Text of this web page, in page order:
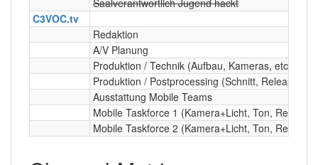
C3VOC.tv
Redaktion
A/V Planung
Produktion / Technik (Aufbau, Kameras, etc)
Produktion / Postprocessing (Schnitt, Releasing,
Ausstattung Mobile Teams
Mobile Taskforce 1 (Kamera+Licht, Ton,
Mobile Taskforce 2 (Kamera+Licht, Ton,